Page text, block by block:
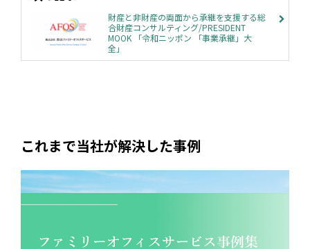
財産と非財産の両面から承継を支援する総
合財産コンサルティング/PRESIDENT
MOOK 「令和ニッポン 「事業承継」大
全」
これまで当社が解決した事例